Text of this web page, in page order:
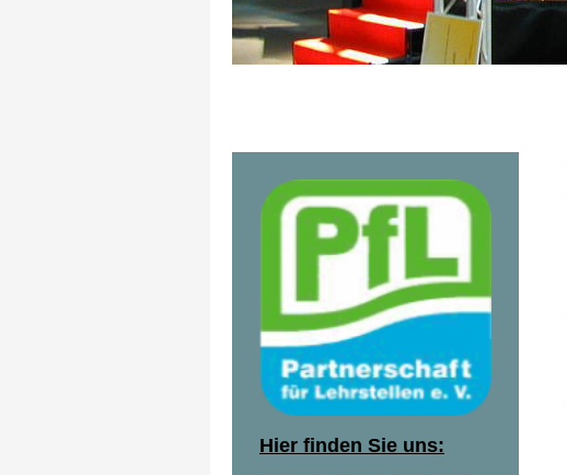
Hier finden Sie uns: